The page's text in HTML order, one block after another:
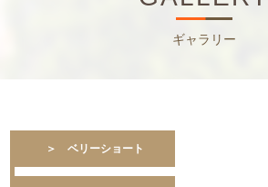
ギャラリー
＞ ベリーショート